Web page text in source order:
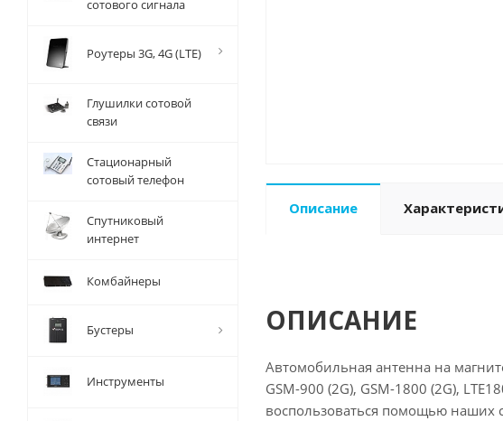
Описание
ОПИСАНИЕ
Автомобильная антенна на
GSM-900 (2G), GSM-1800 (2G),
воспользоваться помощью наших
сотового сигнала
Роутеры 3G, 4G (LTE)
Глушилки сотовой
связи
Стационарный
сотовый телефон
Спутниковый
интернет
Комбайнеры
Бустеры
Инструменты